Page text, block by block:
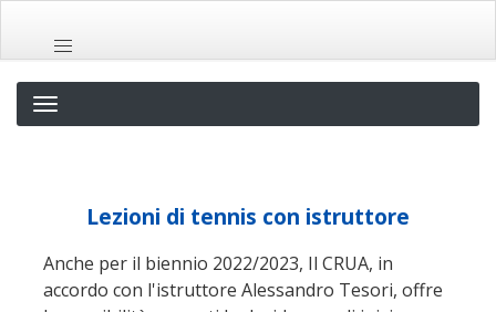
contenuto
principale
Lezioni di tennis con istruttore
Anche per il biennio 2022/2023, Il CRUA, in
accordo con l'istruttore Alessandro Tesori, offre